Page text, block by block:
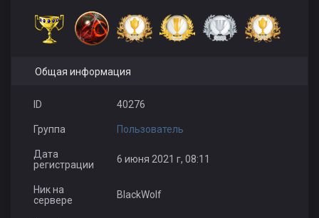
Общая информация
ID 40276
Группа Пользователь
Дата
регистрации
6 июня 2021 г, 08:11
Ник на
сервере
BlackWolf